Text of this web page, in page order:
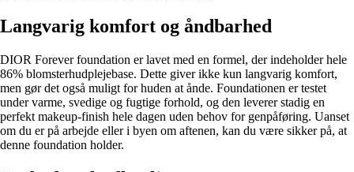
Langvarig komfort og åndbarhed
DIOR Forever foundation er lavet med en formel, der indeholder hele
86% blomsterhudplejebase. Dette giver ikke kun langvarig komfort,
men gør det også muligt for huden at ånde. Foundationen er testet
under varme, svedige og fugtige forhold, og den leverer stadig en
perfekt makeup-finish hele dagen uden behov for genpåføring. Uanset
om du er på arbejde eller i byen om aftenen, kan du være sikker på, at
denne foundation holder.